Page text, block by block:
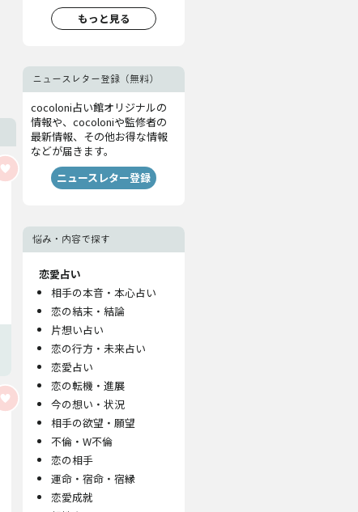
もっと見る
ニュースレター登録（無料）
cocoloni占い館オリジナルの
情報や、cocoloniや監修者の
最新情報、その他お得な情報
などが届きます。
ニュースレター登録
悩み・内容で探す
恋愛占い
相手の本音・本心占い
恋の結末・結論
片想い占い
恋の行方・未来占い
恋愛占い
恋の転機・進展
今の想い・状況
相手の欲望・願望
不倫・W不倫
恋の相手
運命・宿命・宿縁
恋愛成就